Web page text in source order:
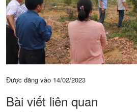
Được đăng vào 14/02/2023
Bài viết liên quan